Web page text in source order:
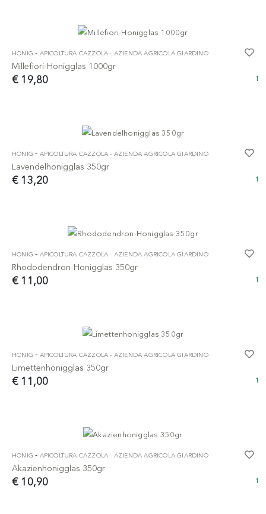
HONIG - APICOLTURA CAZZOLA - AZIENDA AGRICOLA GIARDINO
Millefiori-Honigglas 1000gr
€ 19,80 1
HONIG - APICOLTURA CAZZOLA - AZIENDA AGRICOLA GIARDINO
Lavendelhonigglas 350gr
€ 13,20 1
HONIG - APICOLTURA CAZZOLA - AZIENDA AGRICOLA GIARDINO
Rhododendron-Honigglas 350gr
€ 11,00 1
HONIG - APICOLTURA CAZZOLA - AZIENDA AGRICOLA GIARDINO
Limettenhonigglas 350gr
€ 11,00 1
HONIG - APICOLTURA CAZZOLA - AZIENDA AGRICOLA GIARDINO
Akazienhonigglas 350gr
€ 10,90 1